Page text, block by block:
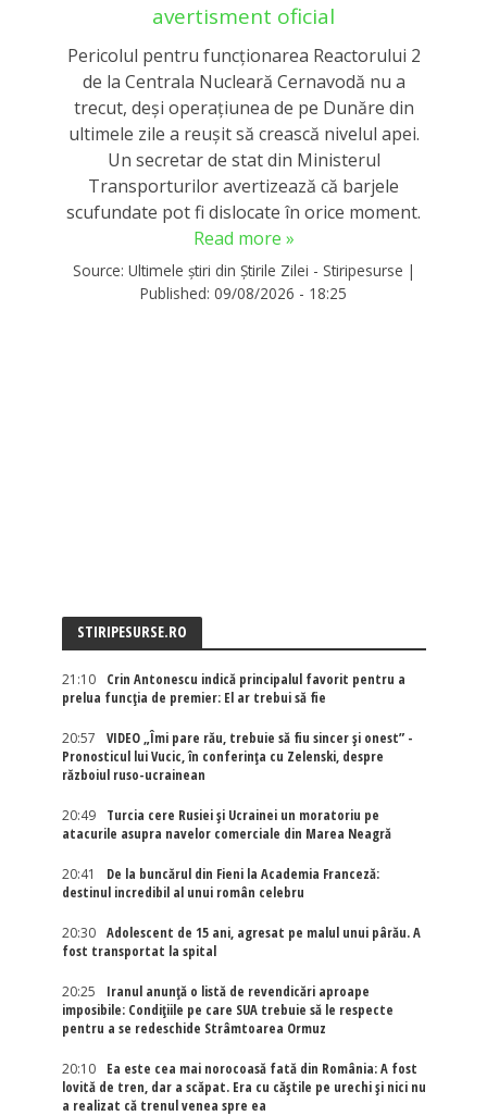
avertisment oficial
Pericolul pentru funcționarea Reactorului 2
de la Centrala Nucleară Cernavodă nu a
trecut, deși operațiunea de pe Dunăre din
ultimele zile a reușit să crească nivelul apei.
Un secretar de stat din Ministerul
Transporturilor avertizează că barjele
scufundate pot fi dislocate în orice moment.
Read more »
Source: Ultimele știri din Știrile Zilei - Stiripesurse |
Published: 09/08/2026 - 18:25
STIRIPESURSE.RO
21:10
Crin Antonescu indică principalul favorit pentru a
prelua funcția de premier: El ar trebui să fie
20:57
VIDEO „Îmi pare rău, trebuie să fiu sincer și onest” -
Pronosticul lui Vucic, în conferința cu Zelenski, despre
războiul ruso-ucrainean
20:49
Turcia cere Rusiei și Ucrainei un moratoriu pe
atacurile asupra navelor comerciale din Marea Neagră
20:41
De la buncărul din Fieni la Academia Franceză:
destinul incredibil al unui român celebru
20:30
Adolescent de 15 ani, agresat pe malul unui pârău. A
fost transportat la spital
20:25
Iranul anunță o listă de revendicări aproape
imposibile: Condițiile pe care SUA trebuie să le respecte
pentru a se redeschide Strâmtoarea Ormuz
20:10
Ea este cea mai norocoasă fată din România: A fost
lovită de tren, dar a scăpat. Era cu căștile pe urechi și nici nu
a realizat că trenul venea spre ea